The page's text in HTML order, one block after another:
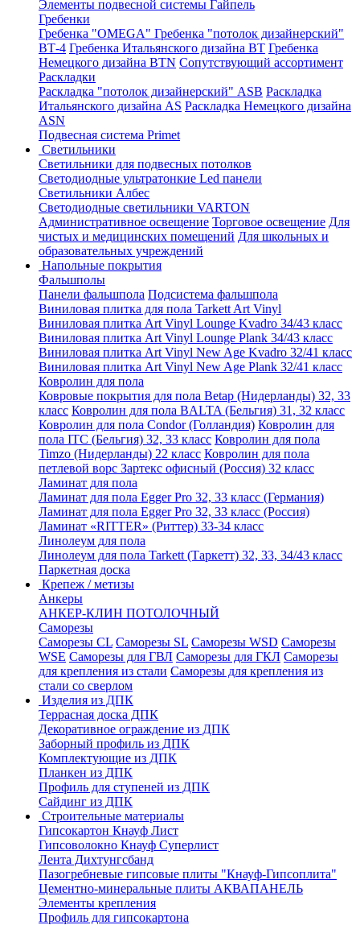
Элементы подвесной системы Гайпель
Гребенки
Гребенка "OMEGA" Гребенка "потолок дизайнерский"
ВТ-4 Гребенка Итальянского дизайна BT Гребенка
Немецкого дизайна ВТN Сопутствующий ассортимент
Раскладки
Раскладка "потолок дизайнерский" ASB Раскладка
Итальянского дизайна AS Раскладка Немецкого дизайна
АSN
Подвесная система Primet
Светильники
Светильники для подвесных потолков
Светодиодные ультратонкие Led панели
Светильники Албес
Светодиодные светильники VARTON
Административное освещение Торговое освещение Для
чистых и медицинских помещений Для школьных и
образовательных учреждений
Напольные покрытия
Фальшполы
Панели фальшпола Подсистема фальшпола
Виниловая плитка для пола Tarkett Art Vinyl
Виниловая плитка Art Vinyl Lounge Kvadro 34/43 класс
Виниловая плитка Art Vinyl Lounge Plank 34/43 класс
Виниловая плитка Art Vinyl New Age Kvadro 32/41 класс
Виниловая плитка Art Vinyl New Age Plank 32/41 класс
Ковролин для пола
Ковровые покрытия для пола Betap (Нидерланды) 32, 33
класс Ковролин для пола BALTA (Бельгия) 31, 32 класс
Ковролин для пола Condor (Голландия) Ковролин для
пола ITC (Бельгия) 32, 33 класс Ковролин для пола
Timzo (Нидерланды) 22 класс Ковролин для пола
петлевой ворс Зартекс офисный (Россия) 32 класс
Ламинат для пола
Ламинат для пола Egger Pro 32, 33 класс (Германия)
Ламинат для пола Egger Pro 32, 33 класс (Россия)
Ламинат «RITTER» (Риттер) 33-34 класс
Линолеум для пола
Линолеум для пола Tarkett (Таркетт) 32, 33, 34/43 класс
Паркетная доска
Крепеж / метизы
Анкеры
АНКЕР-КЛИН ПОТОЛОЧНЫЙ
Саморезы
Саморезы CL Саморезы SL Саморезы WSD Саморезы
WSE Саморезы для ГВЛ Саморезы для ГКЛ Саморезы
для крепления из стали Саморезы для крепления из
стали со сверлом
Изделия из ДПК
Террасная доска ДПК
Декоративное ограждение из ДПК
Заборный профиль из ДПК
Комплектующие из ДПК
Планкен из ДПК
Профиль для ступеней из ДПК
Сайдинг из ДПК
Строительные материалы
Гипсокартон Кнауф Лист
Гипсоволокно Кнауф Суперлист
Лента Дихтунгсбанд
Пазогребневые гипсовые плиты "Кнауф-Гипсоплита"
Цементно-минеральные плиты АКВАПАНЕЛЬ
Элементы крепления
Профиль для гипсокартона